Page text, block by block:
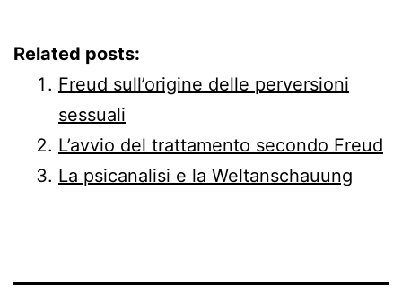
Related posts:
Freud sull’origine delle perversioni
sessuali
L’avvio del trattamento secondo Freud
La psicanalisi e la Weltanschauung